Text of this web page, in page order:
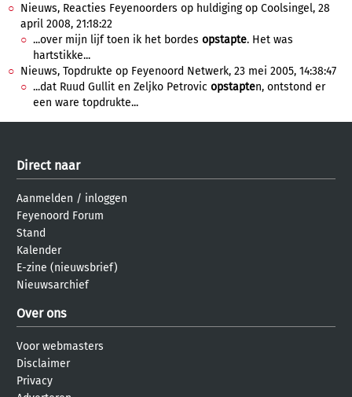
Nieuws, Reacties Feyenoorders op huldiging op Coolsingel, 28
april 2008, 21:18:22
...over mijn lijf toen ik het bordes opstapte. Het was
hartstikke...
Nieuws, Topdrukte op Feyenoord Netwerk, 23 mei 2005, 14:38:47
...dat Ruud Gullit en Zeljko Petrovic opstapten, ontstond er
een ware topdrukte...
Direct naar
Aanmelden / inloggen
Feyenoord Forum
Stand
Kalender
E-zine (nieuwsbrief)
Nieuwsarchief
Over ons
Voor webmasters
Disclaimer
Privacy